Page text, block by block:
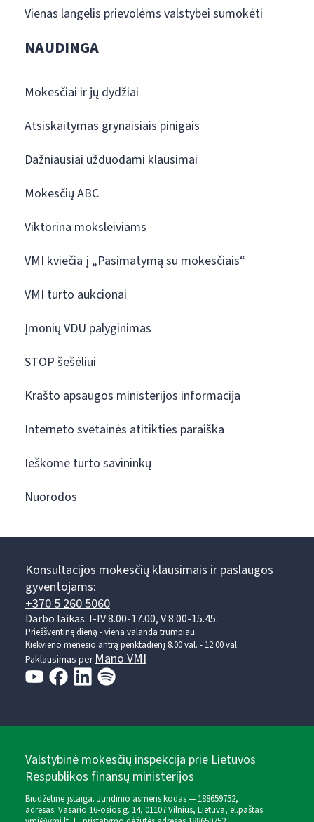
Vienas langelis prievolėms valstybei sumokėti
NAUDINGA
Mokesčiai ir jų dydžiai
Atsiskaitymas grynaisiais pinigais
Dažniausiai užduodami klausimai
Mokesčių ABC
Viktorina moksleiviams
VMI kviečia į „Pasimatymą su mokesčiais“
VMI turto aukcionai
Įmonių VDU palyginimas
STOP šešėliui
Krašto apsaugos ministerijos informacija
Interneto svetainės atitikties paraiška
Ieškome turto savininkų
Nuorodos
Konsultacijos mokesčių klausimais ir paslaugos
gyventojams:
+370 5 260 5060
Darbo laikas: I-IV 8.00-17.00, V 8.00-15.45.
Prieššventinę dieną - viena valanda trumpiau.
Kiekvieno mėnesio antrą penktadienį 8.00 val. - 12.00 val.
Paklausimas perMano VMI
Valstybinė mokesčių inspekcija prie Lietuvos
Respublikos finansų ministerijos
Biudžetinė įstaiga. Juridinio asmens kodas — 188659752,
adresas: Vasario 16-osios g. 14, 01107 Vilnius, Lietuva, el.paštas: